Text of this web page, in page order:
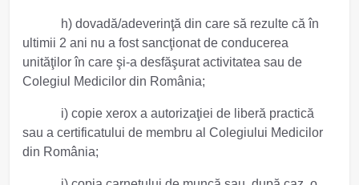
h) dovadă/adeverinţă din care să rezulte că în
ultimii 2 ani nu a fost sancţionat de conducerea
unităţilor în care şi-a desfăşurat activitatea sau de
Colegiul Medicilor din România;
i) copie xerox a autorizaţiei de liberă practică
sau a certificatului de membru al Colegiului Medicilor
din România;